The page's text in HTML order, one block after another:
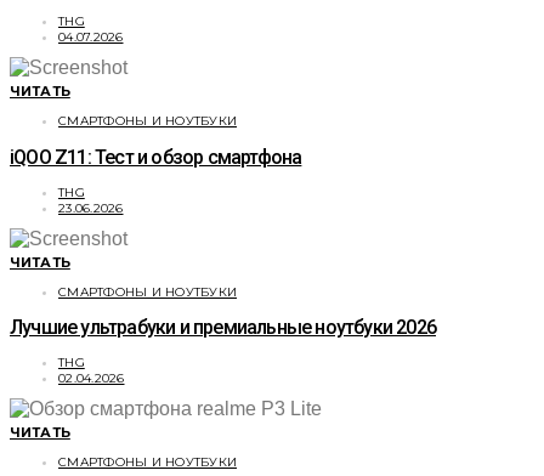
THG
04.07.2026
ЧИТАТЬ
СМАРТФОНЫ И НОУТБУКИ
iQOO Z11: Тест и обзор смартфона
THG
23.06.2026
ЧИТАТЬ
СМАРТФОНЫ И НОУТБУКИ
Лучшие ультрабуки и премиальные ноутбуки 2026
THG
02.04.2026
ЧИТАТЬ
СМАРТФОНЫ И НОУТБУКИ